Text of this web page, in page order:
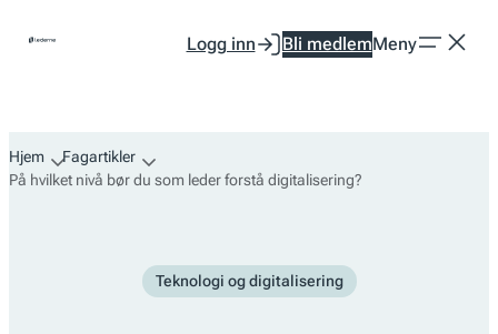
Logg inn Bli medlemMeny
Hjem
Fagartikler
På hvilket nivå bør du som leder forstå digitalisering?
Teknologi og digitalisering